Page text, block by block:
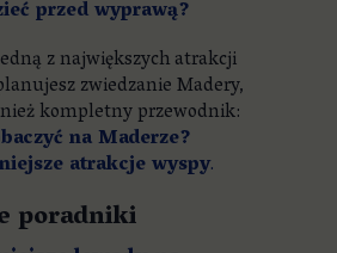
przed wyprawą?
z największych atrakcji
zwiedzanie Madery,
kompletny przewodnik:
na Maderze?
atrakcje wyspy.
poradniki